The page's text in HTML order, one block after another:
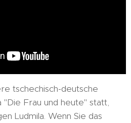
tschechisch-deutsche
Frau und heute" statt,
Ludmila. Wenn Sie das